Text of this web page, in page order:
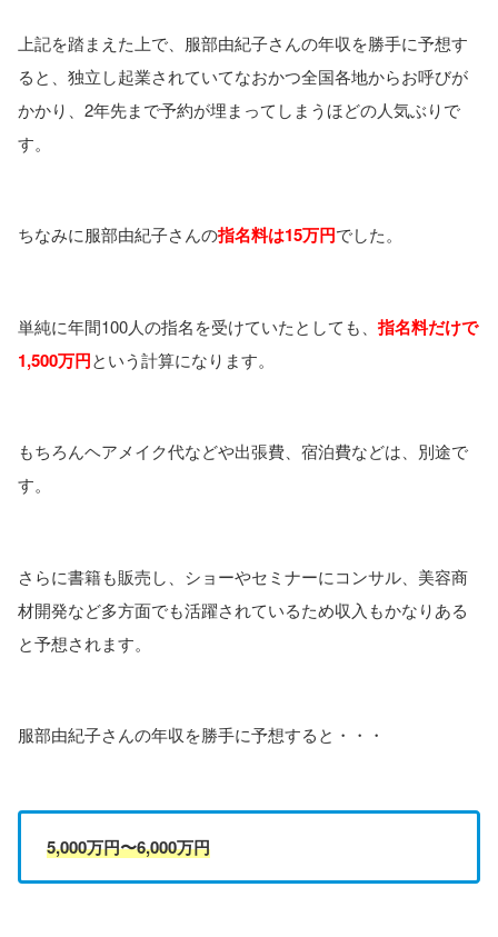
上記を踏まえた上で、服部由紀子さんの年収を勝手に予想す
ると、独立し起業されていてなおかつ全国各地からお呼びが
かかり、2年先まで予約が埋まってしまうほどの人気ぶりで
す。
ちなみに服部由紀子さんの指名料は15万円でした。
単純に年間100人の指名を受けていたとしても、 指名料だけで
1,500万円という計算になります。
もちろんヘアメイク代などや出張費、宿泊費などは、別途で
す。
さらに書籍も販売し、ショーやセミナーにコンサル、美容商
材開発など多方面でも活躍されているため収入もかなりある
と予想されます。
服部由紀子さんの年収を勝手に予想すると・・・
5,000万円〜6,000万円